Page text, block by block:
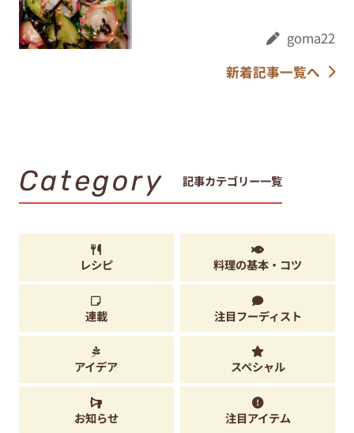
goma22
新着記事一覧へ
Category 記事カテゴリー一覧
レシピ 料理の基本・コツ
連載 注目フーディスト
アイデア スペシャル
お知らせ 注目アイテム